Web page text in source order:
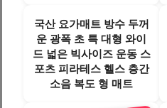
국산 요가매트 방수 두꺼
운 광폭 초 특 대형 와이
드 넓은 빅사이즈 운동 스
포츠 피라테스 헬스 층간
소음 복도 형 매트